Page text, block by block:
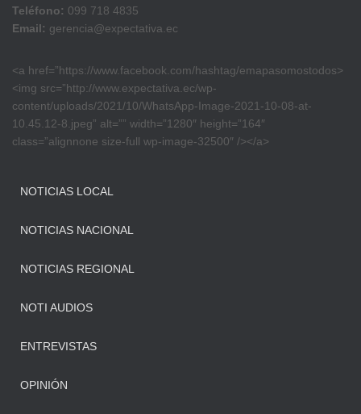
Teléfono: 099 718 4835
Email: gerencia@expectativa.ec
<a href=”https://www.facebook.com/hashtag/emapasomostodos>
<img src=”http://www.expectativa.ec/wp-
content/uploads/2021/10/WhatsApp-Image-2021-10-08-at-
10.45.12-8.jpeg” alt=”” width=”1280″ height=”164″
class=”alignnone size-full wp-image-32500″ /></a>
NOTICIAS LOCAL
NOTICIAS NACIONAL
NOTICIAS REGIONAL
NOTI AUDIOS
ENTREVISTAS
OPINIÓN